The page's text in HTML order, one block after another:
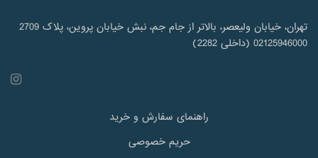
تهران، خیابان ولیعصر، بالاتر از جام جم، نبش خیابان پروین، پلاک 2709
02125946000 (داخلی 2282)
راهنمای سفارش و خرید
حریم خصوصی